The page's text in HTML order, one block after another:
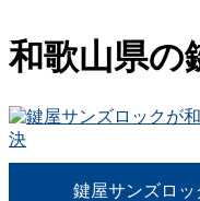
和歌山県の
鍵屋サンズロッ